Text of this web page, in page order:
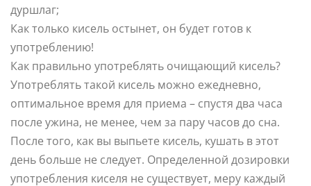
дуршлаг;
Как только кисель остынет, он будет готов к
употреблению!
Как правильно употреблять очищающий кисель?
Употреблять такой кисель можно ежедневно,
оптимальное время для приема – спустя два часа
после ужина, не менее, чем за пару часов до сна.
После того, как вы выпьете кисель, кушать в этот
день больше не следует. Определенной дозировки
употребления киселя не существует, меру каждый